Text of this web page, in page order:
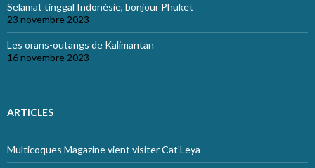
Selamat tinggal Indonésie, bonjour Phuket
23 novembre 2023
Les orans-outangs de Kalimantan
16 novembre 2023
ARTICLES
Multicoques Magazine vient visiter Cat’Leya